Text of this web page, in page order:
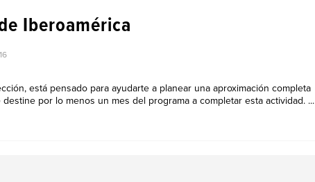
Iberoamérica
está pensado para ayudarte a planear una aproximación completa
por lo menos un mes del programa a completar esta actividad. ...